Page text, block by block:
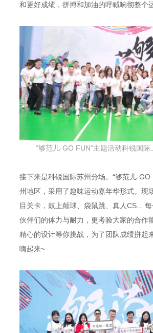
和更好成绩，拼搏和加油的呼喊响彻整个
“够范儿·GO FUN”主题活动科锐国际
接下来是科锐国际苏州分场。“够范儿·GO
州地区，采用了趣味运动嘉年华形式。现
目关卡，鼓上颠球、袋鼠跳、真人CS...
伙伴们的体力与耐力，更考验大家的合作
精心的设计等你挑战，为了团队成绩拼起
嗨起来~